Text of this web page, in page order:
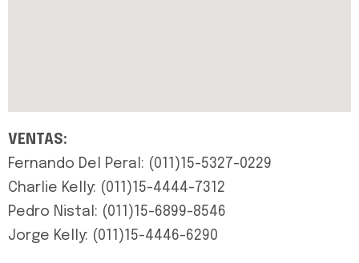
VENTAS:
Fernando Del Peral: (011)15-5327-0229
Charlie Kelly: (011)15-4444-7312
Pedro Nistal: (011)15-6899-8546
Jorge Kelly: (011)15-4446-6290